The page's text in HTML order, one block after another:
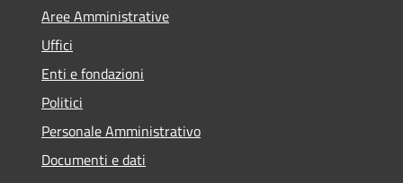
Aree Amministrative
Uffici
Enti e fondazioni
Politici
Personale Amministrativo
Documenti e dati